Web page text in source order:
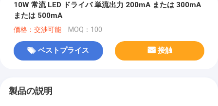
10W 常流 LED ドライバ 単流出力 200mA または 300mA
または 500mA
価格：交渉可能 MOQ：100
ベストプライス 接触
製品の説明